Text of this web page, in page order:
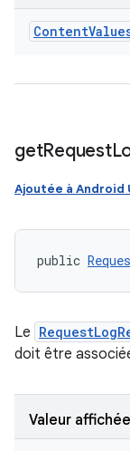
Content
getRequest
Ajoutée à Android
public
Le
doit être
Valeur affichée